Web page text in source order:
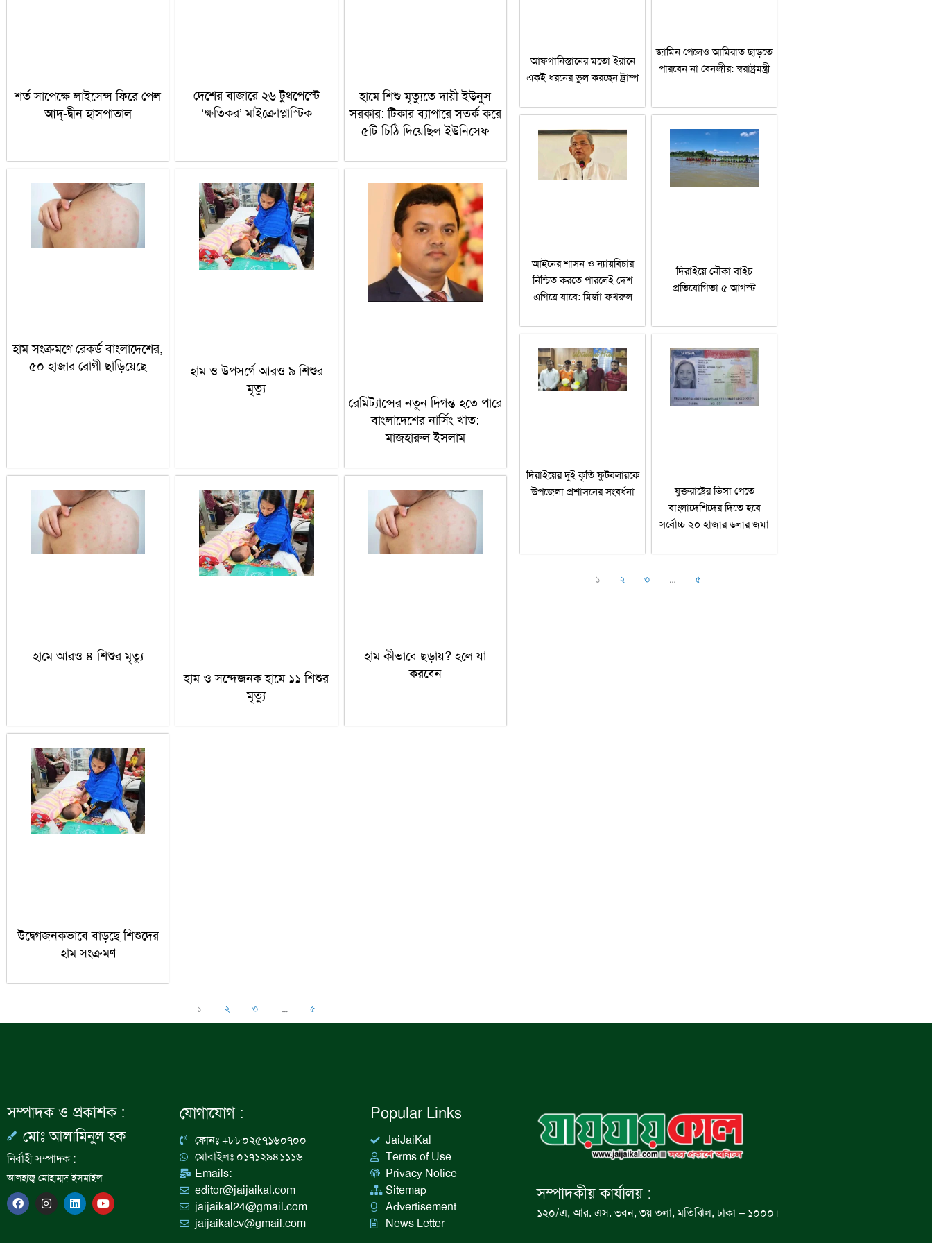
শর্ত সাপেক্ষে লাইসেন্স ফিরে পেল
আদ্-দ্বীন হাসপাতাল
দেশের বাজারে ২৬ টুথপেস্টে
‘ক্ষতিকর’ মাইক্রোপ্লাস্টিক
হামে শিশু মৃত্যুতে দায়ী ইউনুস
সরকার: টিকার ব্যাপারে সতর্ক করে
৫টি চিঠি দিয়েছিল ইউনিসেফ
হাম সংক্রমণে রেকর্ড বাংলাদেশের,
৫০ হাজার রোগী ছাড়িয়েছে
হাম ও উপসর্গে আরও ৯ শিশুর
মৃত্যু
রেমিট্যান্সের নতুন দিগন্ত হতে পারে
বাংলাদেশের নার্সিং খাত:
মাজহারুল ইসলাম
হামে আরও ৪ শিশুর মৃত্যু
হাম ও সন্দেজনক হামে ১১ শিশুর
মৃত্যু
হাম কীভাবে ছড়ায়? হলে যা
করবেন
উদ্বেগজনকভাবে বাড়ছে শিশুদের
হাম সংক্রমণ
১ ২ ৩ … ৫
আফগানিস্তানের মতো ইরানে
একই ধরনের ভুল করছেন ট্রাম্প
জামিন পেলেও আমিরাত ছাড়তে
পারবেন না বেনজীর: স্বরাষ্ট্রমন্ত্রী
আইনের শাসন ও ন্যায়বিচার
নিশ্চিত করতে পারলেই দেশ
এগিয়ে যাবে: মির্জা ফখরুল
দিরাইয়ে নৌকা বাইচ
প্রতিযোগিতা ৫ আগস্ট
দিরাইয়ের দুই কৃতি ফুটবলারকে
উপজেলা প্রশাসনের সংবর্ধনা
যুক্তরাষ্ট্রের ভিসা পেতে
বাংলাদেশিদের দিতে হবে
সর্বোচ্চ ২০ হাজার ডলার জমা
১ ২ ৩ … ৫
সম্পাদক ও প্রকাশক :
মোঃ আলামিনুল হক
নির্বাহী সম্পাদক :
আলহাজ্ব মোহাম্মদ ইসমাইল
F
a
c
I
n
s
L
i
n
Y
o
u
যোগাযোগ :
ফোনঃ +৮৮০২৫৭১৬০৭০০
মোবাইলঃ ০১৭১২৯৪১১১৬
Emails:
editor@jaijaikal.com
jaijaikal24@gmail.com
jaijaikalcv@gmail.com
Popular Links
JaiJaiKal
Terms of Use
Privacy Notice
Sitemap
Advertisement
News Letter
সম্পাদকীয় কার্যালয় :
১২০/এ, আর. এস. ভবন, ৩য় তলা, মতিঝিল, ঢাকা – ১০০০।